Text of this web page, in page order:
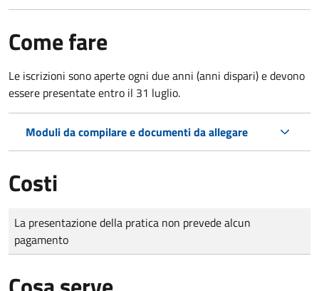
Come fare
Le iscrizioni sono aperte ogni due anni (anni dispari) e devono
essere presentate entro il 31 luglio.
Moduli da compilare e documenti da allegare
Costi
Tipo di pagamento
Importo
La presentazione della pratica non prevede alcun
pagamento